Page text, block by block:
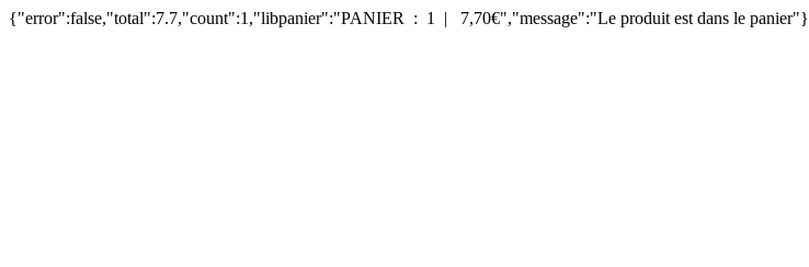
{"error":false,"total":7.7,"count":1,"libpanier":"PANIER : 1 | 7,70€","message":"Le produit est dans le panier"}